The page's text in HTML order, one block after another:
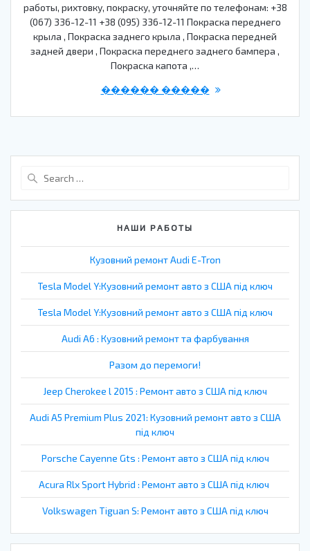
работы, рихтовку, покраску, уточняйте по телефонам: +38
(067) 336-12-11 +38 (095) 336-12-11 Покраска переднего
крыла , Покраска заднего крыла , Покраска передней
задней двери , Покраска переднего заднего бампера ,
Покраска капота ,…
������ �����
НАШИ РАБОТЫ
Кузовний ремонт Audi E-Tron
Tesla Model Y:Кузовний ремонт авто з США під ключ
Tesla Model Y:Кузовний ремонт авто з США під ключ
Audi A6 : Кузовний ремонт та фарбування
Разом до перемоги!
Jeep Cherokee l 2015 : Ремонт авто з США під ключ
Audi A5 Premium Plus 2021: Кузовний ремонт авто з США
під ключ
Porsche Cayenne Gts : Ремонт авто з США під ключ
Acura Rlx Sport Hybrid : Ремонт авто з США під ключ
Volkswagen Tiguan S: Ремонт авто з США під ключ